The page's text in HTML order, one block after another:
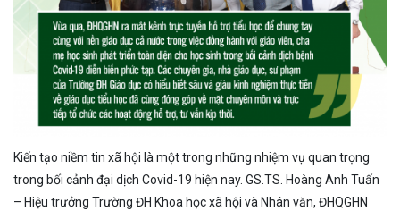
Kiến tạo niềm tin xã hội là một trong những nhiệm vụ quan trọng
trong bối cảnh đại dịch Covid-19 hiện nay. GS.TS. Hoàng Anh Tuấn
– Hiệu trưởng Trường ĐH Khoa học xã hội và Nhân văn, ĐHQGHN